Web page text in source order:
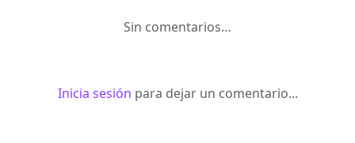
Sin comentarios…
Inicia sesión para dejar un comentario...